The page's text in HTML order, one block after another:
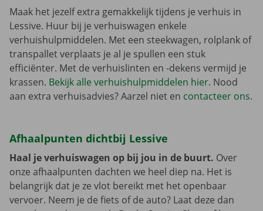
Maak het jezelf extra gemakkelijk tijdens je verhuis in
Lessive. Huur bij je verhuiswagen enkele
verhuishulpmiddelen. Met een steekwagen, rolplank of
transpallet verplaats je al je spullen een stuk
efficiënter. Met de verhuislinten en -dekens vermijd je
krassen. Bekijk alle verhuishulpmiddelen hier. Nood
aan extra verhuisadvies? Aarzel niet en contacteer ons.
Afhaalpunten dichtbij Lessive
Haal je verhuiswagen op bij jou in de buurt. Over
onze afhaalpunten dachten we heel diep na. Het is
belangrijk dat je ze vlot bereikt met het openbaar
vervoer. Neem je de fiets of de auto? Laat deze dan